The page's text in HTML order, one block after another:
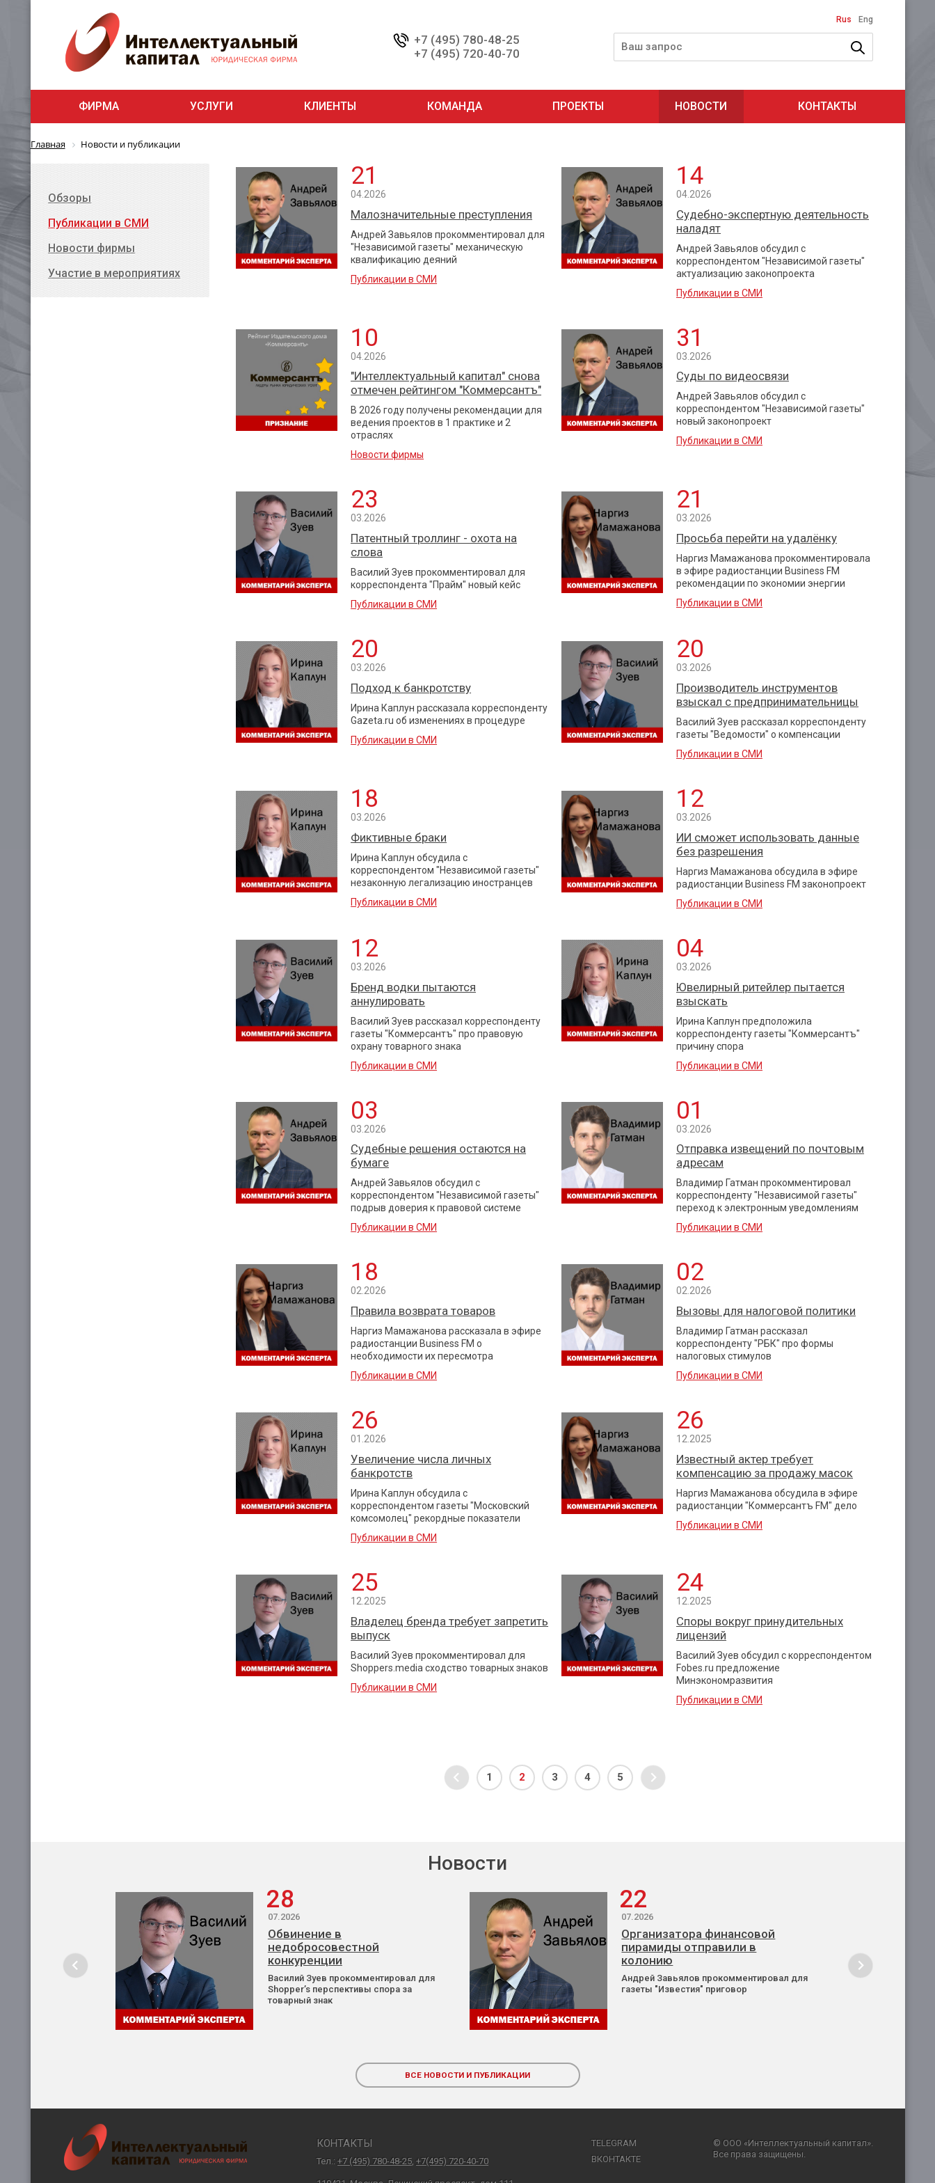
+7 (495) 780-48-25
+7 (495) 720-40-70
Rus Eng
ФИРМА УСЛУГИ КЛИЕНТЫ КОМАНДА ПРОЕКТЫ НОВОСТИ КОНТАКТЫ
Главная Новости и публикации
21
04.2026
Малозначительные преступления
Андрей Завьялов прокомментировал для
"Независимой газеты" механическую
квалификацию деяний
Публикации в СМИ
14
04.2026
Судебно-экспертную деятельность
наладят
Андрей Завьялов обсудил с
корреспондентом "Независимой газеты"
актуализацию законопроекта
Публикации в СМИ
10
04.2026
"Интеллектуальный капитал" снова
отмечен рейтингом "Коммерсантъ"
В 2026 году получены рекомендации для
ведения проектов в 1 практике и 2
отраслях
Новости фирмы
31
03.2026
Суды по видеосвязи
Андрей Завьялов обсудил с
корреспондентом "Независимой газеты"
новый законопроект
Публикации в СМИ
23
03.2026
Патентный троллинг - охота на
слова
Василий Зуев прокомментировал для
корреспондента "Прайм" новый кейс
Публикации в СМИ
21
03.2026
Просьба перейти на удалёнку
Наргиз Мамажанова прокомментировала
в эфире радиостанции Business FM
рекомендации по экономии энергии
Публикации в СМИ
20
03.2026
Подход к банкротству
Ирина Каплун рассказала корреспонденту
Gazeta.ru об изменениях в процедуре
Публикации в СМИ
20
03.2026
Производитель инструментов
взыскал с предпринимательницы
Василий Зуев рассказал корреспонденту
газеты "Ведомости" о компенсации
Публикации в СМИ
18
03.2026
Фиктивные браки
Ирина Каплун обсудила с
корреспондентом "Независимой газеты"
незаконную легализацию иностранцев
Публикации в СМИ
12
03.2026
ИИ сможет использовать данные
без разрешения
Наргиз Мамажанова обсудила в эфире
радиостанции Business FM законопроект
Публикации в СМИ
12
03.2026
Бренд водки пытаются
аннулировать
Василий Зуев рассказал корреспонденту
газеты "Коммерсантъ" про правовую
охрану товарного знака
Публикации в СМИ
04
03.2026
Ювелирный ритейлер пытается
взыскать
Ирина Каплун предположила
корреспонденту газеты "Коммерсантъ"
причину спора
Публикации в СМИ
03
03.2026
Судебные решения остаются на
бумаге
Андрей Завьялов обсудил с
корреспондентом "Независимой газеты"
подрыв доверия к правовой системе
Публикации в СМИ
01
03.2026
Отправка извещений по почтовым
адресам
Владимир Гатман прокомментировал
корреспонденту "Независимой газеты"
переход к электронным уведомлениям
Публикации в СМИ
18
02.2026
Правила возврата товаров
Наргиз Мамажанова рассказала в эфире
радиостанции Business FM о
необходимости их пересмотра
Публикации в СМИ
02
02.2026
Вызовы для налоговой политики
Владимир Гатман рассказал
корреспонденту "РБК" про формы
налоговых стимулов
Публикации в СМИ
26
01.2026
Увеличение числа личных
банкротств
Ирина Каплун обсудила с
корреспондентом газеты "Московский
комсомолец" рекордные показатели
Публикации в СМИ
26
12.2025
Известный актер требует
компенсацию за продажу масок
Наргиз Мамажанова обсудила в эфире
радиостанции "Коммерсантъ FM" дело
Публикации в СМИ
25
12.2025
Владелец бренда требует запретить
выпуск
Василий Зуев прокомментировал для
Shoppers.media сходство товарных знаков
Публикации в СМИ
24
12.2025
Споры вокруг принудительных
лицензий
Василий Зуев обсудил с корреспондентом
Fobes.ru предложение
Минэкономразвития
Публикации в СМИ
1 2 3 4 5
Обзоры
Публикации в СМИ
Новости фирмы
Участие в мероприятиях
Новости
28
07.2026
Обвинение в
недобросовестной
конкуренции
Василий Зуев прокомментировал для
Shopper’s перспективы спора за
товарный знак
22
07.2026
Организатора финансовой
пирамиды отправили в
колонию
Андрей Завьялов прокомментировал для
газеты "Известия" приговор
ВСЕ НОВОСТИ И ПУБЛИКАЦИИ
КОНТАКТЫ
Тел.:+7 (495) 780-48-25 ,+7(495) 720-40-70
TELEGRAM
ВКОНТАКТЕ
© ООО «Интеллектуальный капитал».
Все права защищены.